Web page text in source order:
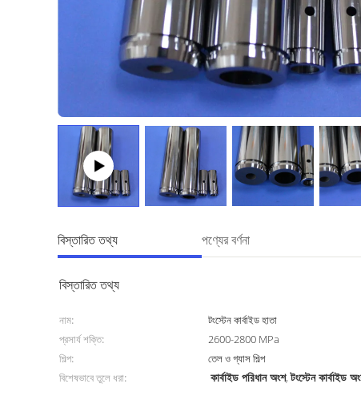
বিস্তারিত তথ্য পণ্যের বর্ণনা
বিস্তারিত তথ্য
নাম: টংস্টেন কার্বাইড হাতা
প্রসার্য শক্তি:
2600-2800 MPa
শিল্প:
তেল ও গ্যাস শিল্প
বিশেষভাবে তুলে ধরা:
কার্বাইড পরিধান অংশ,টংস্টেন কার্বাইড